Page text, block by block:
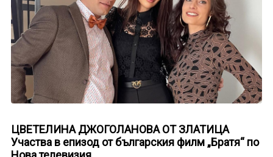
ЦВЕТЕЛИНА ДЖОГОЛАНОВА ОТ ЗЛАТИЦА
Участва в епизод от българския филм „Братя“ по